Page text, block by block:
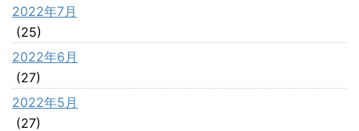
2022年7月
(25)
2022年6月
(27)
2022年5月
(27)